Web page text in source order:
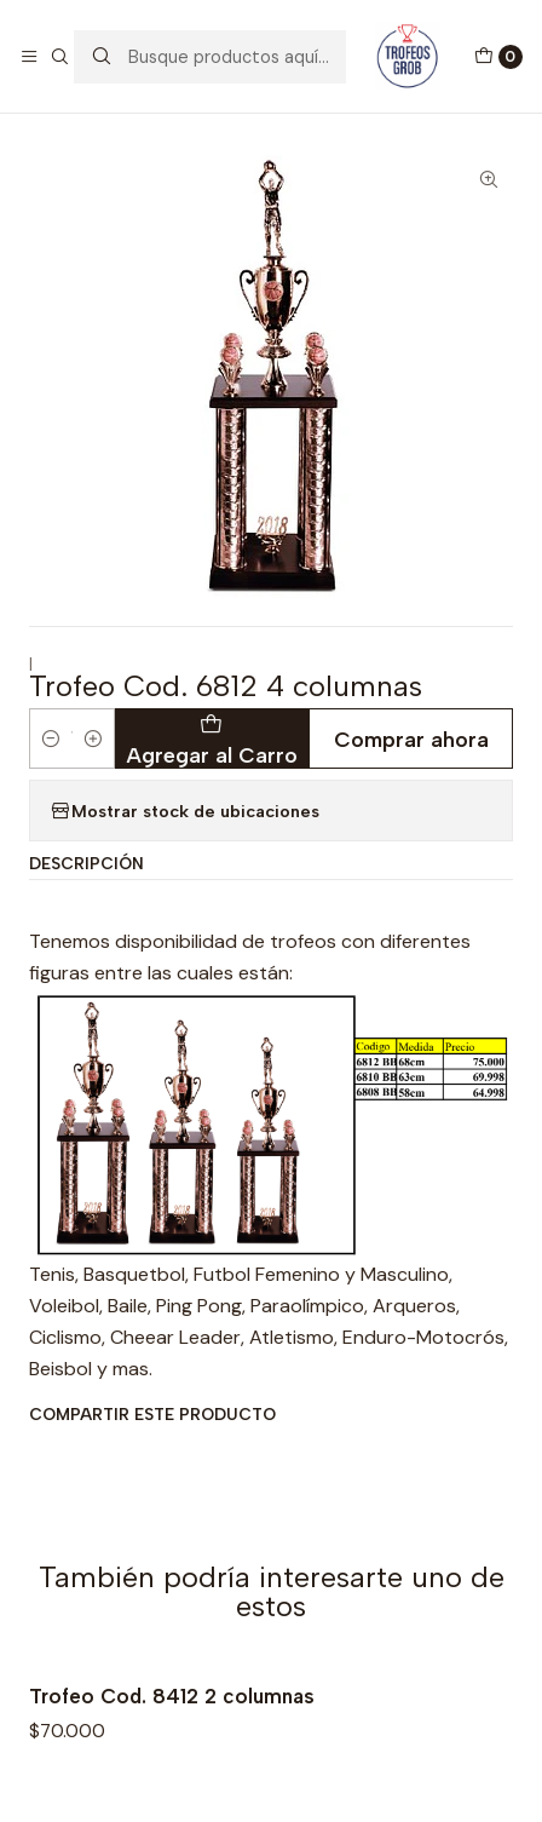
0
Leer más
Trofeo Cod. 6812 4 columnas
|
Trofeo Cod. 6812 4 columnas
Cantidad Agregar al Carro
Comprar ahora
Mostrar stock de ubicaciones
DESCRIPCIÓN
Tenemos disponibilidad de trofeos con diferentes
figuras entre las cuales están:
Tenis, Basquetbol, Futbol Femenino y Masculino,
Voleibol, Baile, Ping Pong, Paraolímpico, Arqueros,
Ciclismo, Cheear Leader, Atletismo, Enduro-Motocrós,
Beisbol y mas.
COMPARTIR ESTE PRODUCTO
También podría interesarte uno de
estos
Trofeo Cod. 8412 2 columnas
$70.000